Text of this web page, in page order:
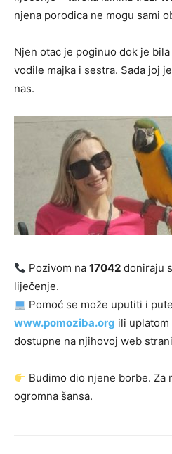
njena porodica ne mogu sami
Njen otac je poginuo dok je
vodile majka i sestra. Sada joj
nas.
Pozivom na17042 doniraju
liječenje.
Pomoć se može uputiti i
www.pomoziba.org ili uplatom
dostupne na njihovoj web
Budimo dio njene borbe. Za
ogromna šansa.